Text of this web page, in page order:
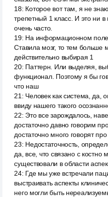
18: Которое вот там, я не
трепетный 1 класс. И это ни
очень часто.
19: На информационном
Ставила мозг, то тем больше
действительно выбирая 1
20: Паттерн. Или выделяя,
функционал. Поэтому я бы
что наш
21 : Человек как система, да,
ввиду нашего такого
22: Это все зарождалось,
достаточно давно говорим
достаточно много говорят
23: Недостаточность,
да, все, что связано с
существовали в области
24: Где мы уже встречали
выстраивать аспекты
него могли быть